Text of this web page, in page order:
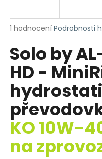
Průměrné
produktu
je
5,0
5
hvězdiček.
1 hodnocení Podrobnosti
Solo by
HD -
KO 10W-
na
j
t
?